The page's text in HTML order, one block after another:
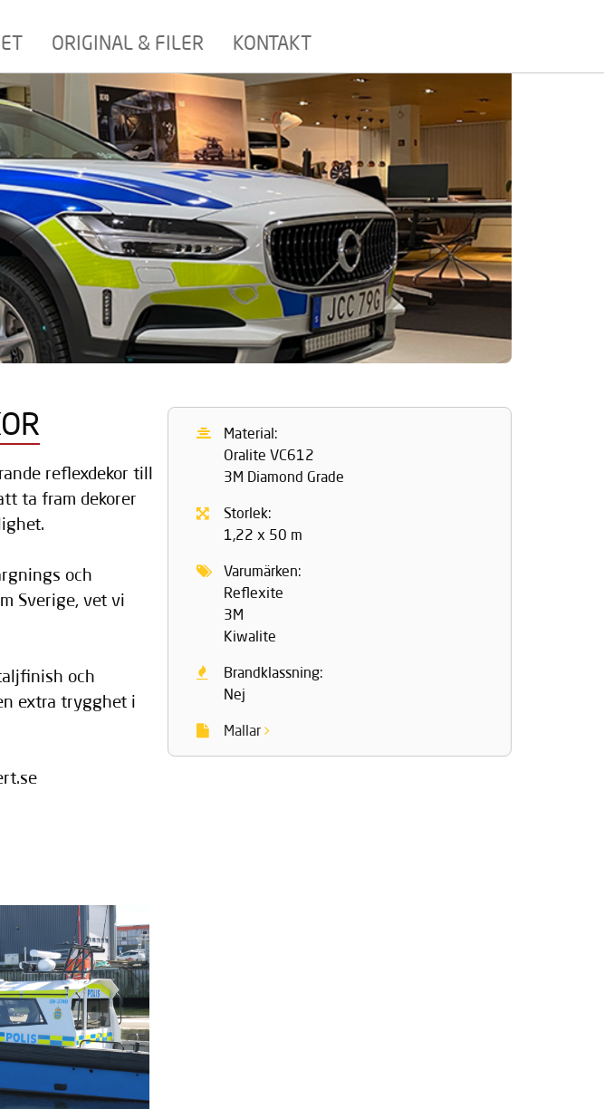
ORIGINAL & FILER KONTAKT
reflexdekor till
ta fram dekorer
och
Sverige, vet vi
och
extra trygghet i
Material:
Oralite VC612
3M Diamond Grade
Storlek:
1,22 x 50 m
Varumärken:
Reflexite
3M
Kiwalite
Brandklassning:
Nej
Mallar